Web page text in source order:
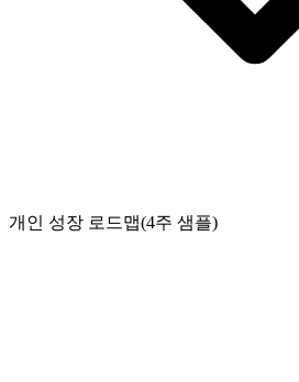
개인 성장 로드맵(4주 샘플)